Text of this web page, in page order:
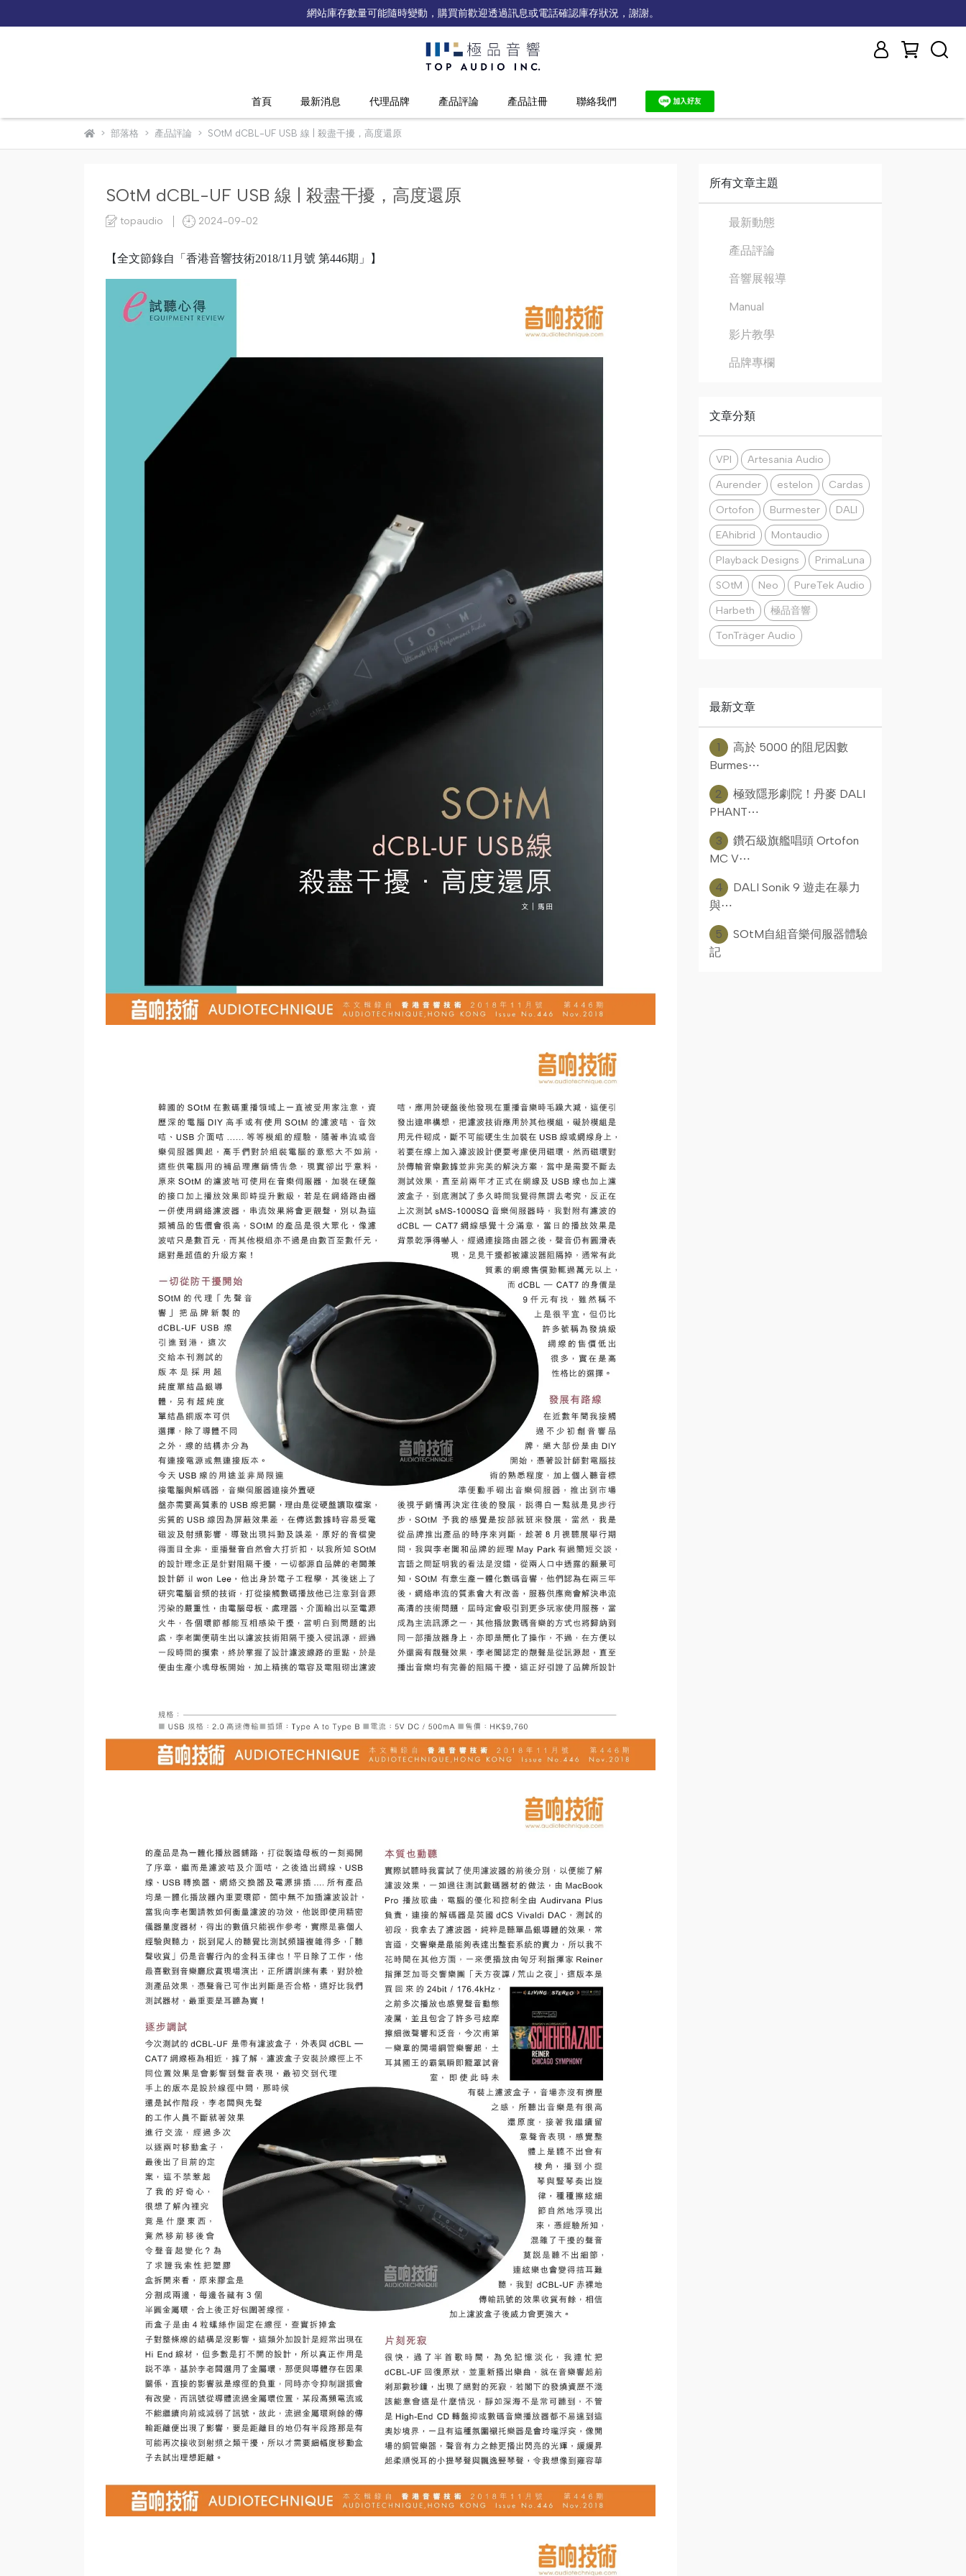
網站庫存數量可能隨時變動，購買前歡迎透過訊息或電話確認庫存狀況，謝謝。
首頁 最新消息 代理品牌 產品評論 產品註冊 聯絡我們
部落格 產品評論 SOtM dCBL-UF USB 線 | 殺盡干擾，高度還原
SOtM dCBL-UF USB 線 | 殺盡干擾，高度還原
topaudio 2024-09-02
【全文節錄自「香港音響技術2018/11月號 第446期」】
所有文章主題
最新動態
產品評論
音響展報導
Manual
影片教學
品牌專欄
文章分類
VPI
Artesania Audio
Aurender
estelon
Cardas
Ortofon
Burmester
DALI
EAhibrid
Montaudio
Playback Designs
PrimaLuna
SOtM
Neo
PureTek Audio
Harbeth
極品音響
TonTräger Audio
最新文章
1
高於 5000 的阻尼因數
Burmes⋯
2
極致隱形劇院！丹麥 DALI
PHANT⋯
3
鑽石級旗艦唱頭 Ortofon
MC V⋯
4
DALI Sonik 9 遊走在暴力
與⋯
5
SOtM自組音樂伺服器體驗
記